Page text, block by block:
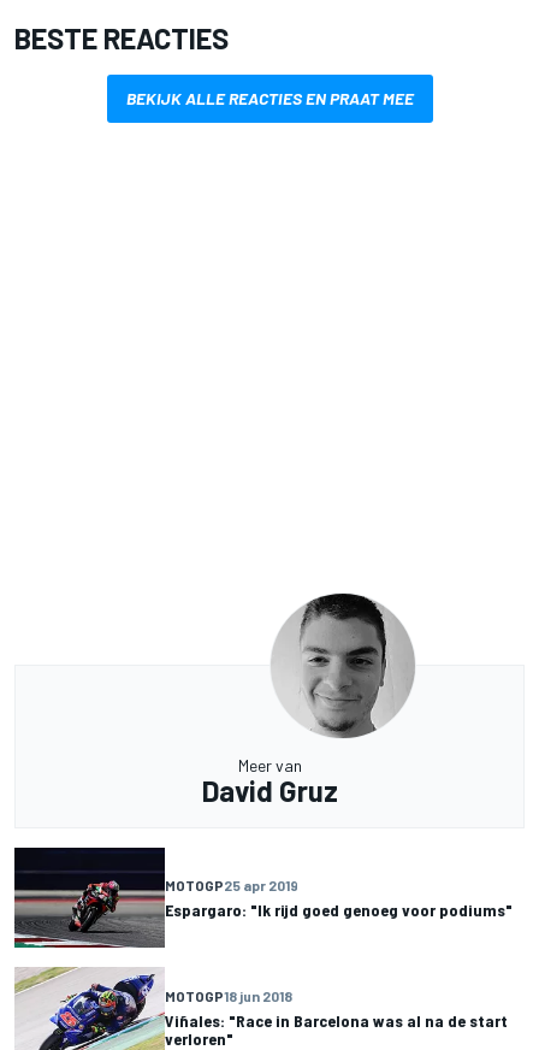
BESTE REACTIES
BEKIJK ALLE REACTIES EN PRAAT MEE
Meer van
David Gruz
MOTOGP25 apr 2019
Espargaro: "Ik rijd goed genoeg voor podiums"
MOTOGP18 jun 2018
Viñales: "Race in Barcelona was al na de start
verloren"